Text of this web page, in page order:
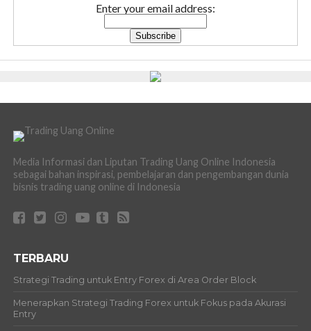
Enter your email address:
Media Informasi dan Liputan Trading Uang Online Indonesia
sebagai bahan inspirasi, pembelajaran dan pengembangan dunia
bisnis trading uang online di Indonesia
TERBARU
Strategi Trading untuk Entry Forex di Area Order Block
Menerapkan Strategi Trading Forex untuk Fokus pada Akurasi
Entry